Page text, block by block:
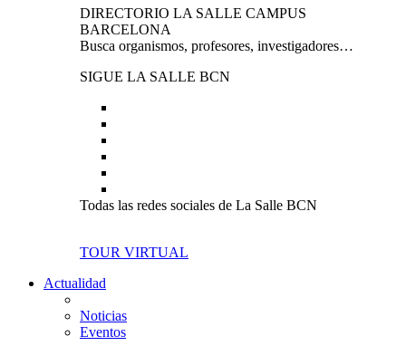
DIRECTORIO LA SALLE CAMPUS
BARCELONA
Busca organismos, profesores, investigadores…
SIGUE LA SALLE BCN
Todas las redes sociales de La Salle BCN
TOUR VIRTUAL
Actualidad
Noticias
Eventos